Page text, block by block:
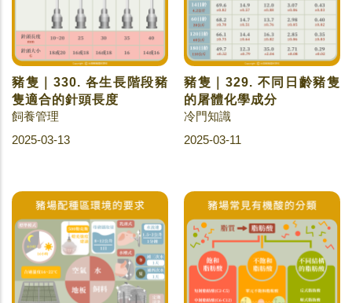
豬隻｜330. 各生長階段豬
隻適合的針頭長度
飼養管理
2025-03-13
豬隻｜329. 不同日齡豬隻
的屠體化學成分
冷門知識
2025-03-11